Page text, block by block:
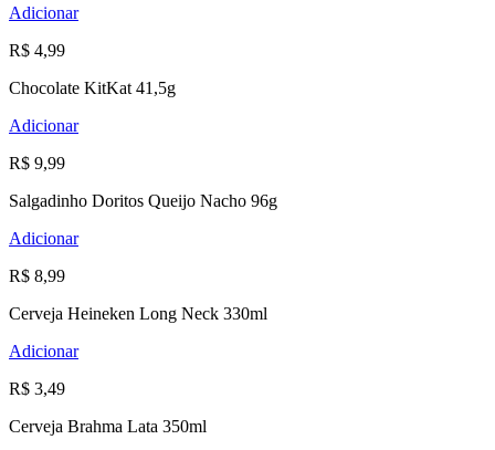
Adicionar
R$ 4,99
Chocolate KitKat 41,5g
Adicionar
R$ 9,99
Salgadinho Doritos Queijo Nacho 96g
Adicionar
R$ 8,99
Cerveja Heineken Long Neck 330ml
Adicionar
R$ 3,49
Cerveja Brahma Lata 350ml